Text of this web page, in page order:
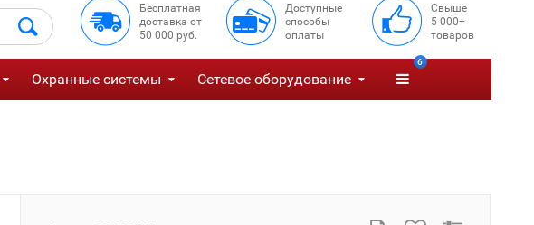
Бесплатная
доставка от
50 000 руб.
Доступные
способы
оплаты
Свыше
5 000+
товаров
Охранные системы Сетевое оборудование
6